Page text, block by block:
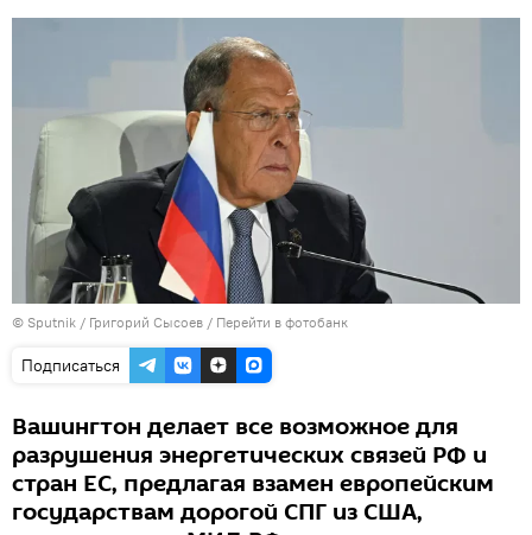
© Sputnik / Григорий Сысоев / Перейти в фотобанк
Подписаться
Вашингтон делает все возможное для
разрушения энергетических связей РФ и
стран ЕС, предлагая взамен европейским
государствам дорогой СПГ из США,